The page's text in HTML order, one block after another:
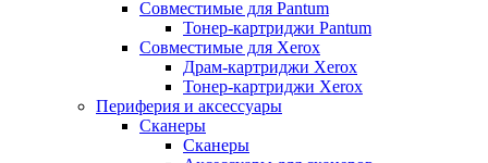
Совместимые для Pantum
Тонер-картриджи Pantum
Совместимые для Xerox
Драм-картриджи Xerox
Тонер-картриджи Xerox
Периферия и аксессуары
Сканеры
Сканеры